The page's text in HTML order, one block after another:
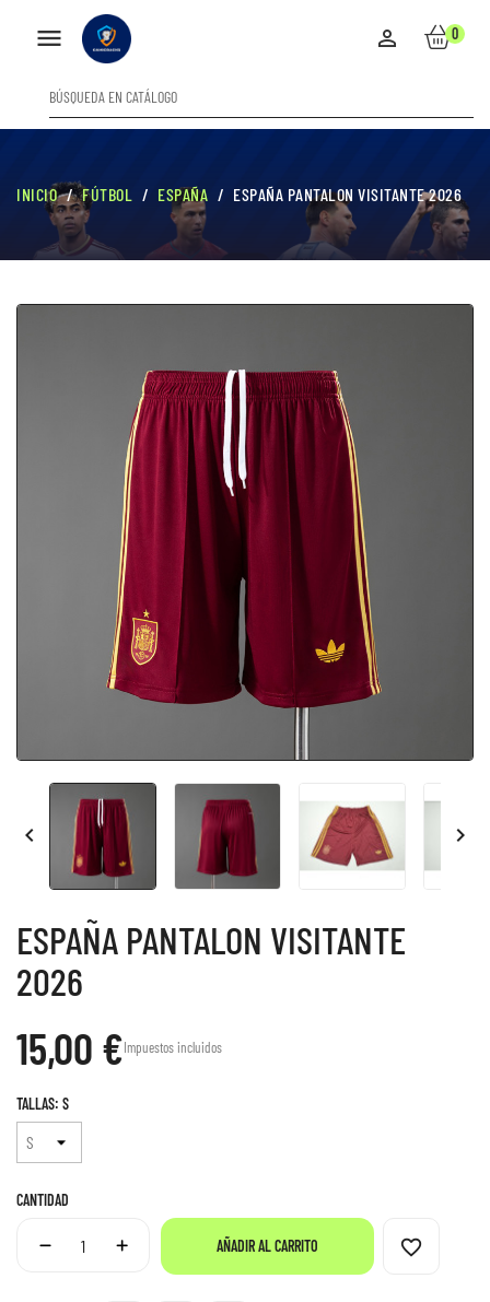
 0

INICIO FÚTBOL ESPAÑA ESPAÑA PANTALON VISITANTE 2026
 
ESPAÑA PANTALON VISITANTE
2026
15,00 €Impuestos incluidos
TALLAS: S
CANTIDAD
AÑADIR AL CARRITO favorite_border